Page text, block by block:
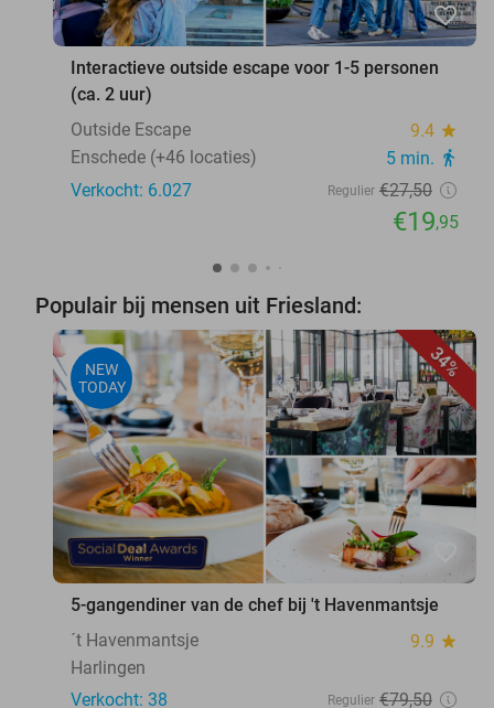
favorite_border
Interactieve outside escape voor 1-5 personen
(ca. 2 uur)
Outside Escape
9.4 star
Enschede (+46 locaties) 5 min. directions_walk
Verkocht: 6.027 Regulier €27,50
€19,95
Populair bij mensen uit Friesland:
34%
NEW
TODAY
favorite_border
5-gangendiner van de chef bij 't Havenmantsje
´t Havenmantsje
9.9 star
Harlingen
Verkocht: 38
Regulier €79,50